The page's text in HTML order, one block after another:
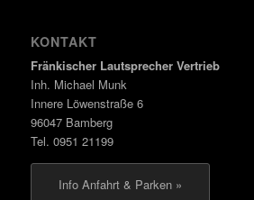
KONTAKT
Fränkischer Lautsprecher Vertrieb
Inh. Michael Munk
Innere Löwenstraße 6
96047 Bamberg
Tel. 0951 21199
Info Anfahrt & Parken »